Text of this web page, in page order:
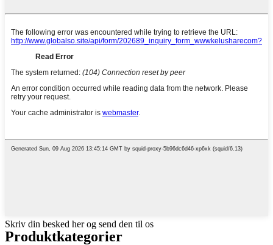
Skriv din besked her og send den til os
Produktkategorier